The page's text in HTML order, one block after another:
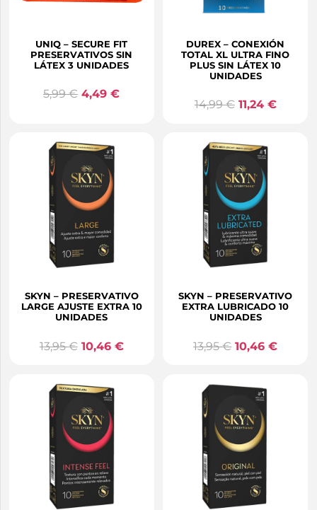
UNIQ – SECURE FIT
PRESERVATIVOS SIN
LÁTEX 3 UNIDADES
5,99€ 4,49€
DUREX – CONEXIÓN
TOTAL XL ULTRA FINO
PLUS SIN LÁTEX 10
UNIDADES
14,99€ 11,24 €
SKYN – PRESERVATIVO
LARGE AJUSTE EXTRA 10
UNIDADES
13,95€ 10,46 €
SKYN – PRESERVATIVO
EXTRA LUBRICADO 10
UNIDADES
13,95€ 10,46€